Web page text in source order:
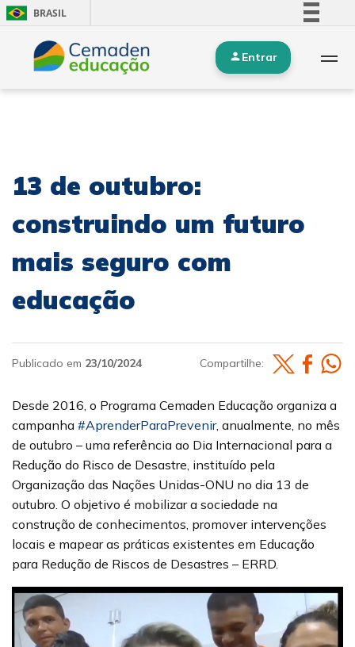
BRASIL
Simplifique!
Comunica BR
Entrar
13 de outubro:
construindo um futuro
mais seguro com
educação
Publicado em 23/10/2024 Compartilhe:
Desde 2016, o Programa Cemaden Educação organiza a
campanha #AprenderParaPrevenir, anualmente, no mês
de outubro – uma referência ao Dia Internacional para a
Redução do Risco de Desastre, instituído pela
Organização das Nações Unidas-ONU no dia 13 de
outubro. O objetivo é mobilizar a sociedade na
construção de conhecimentos, promover intervenções
locais e mapear as práticas existentes em Educação
para Redução de Riscos de Desastres – ERRD.